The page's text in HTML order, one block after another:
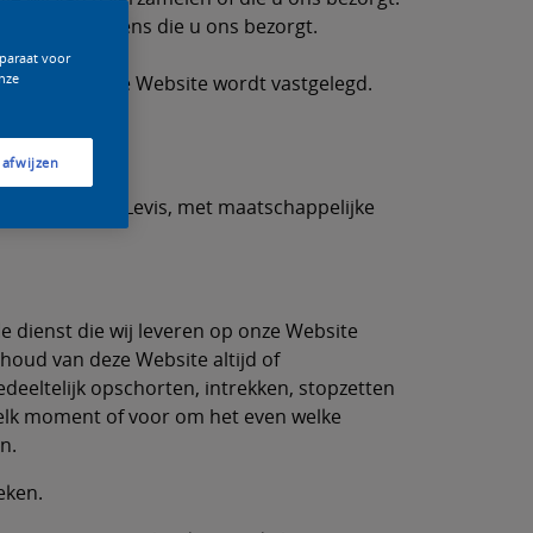
alle gegevens die u ons bezorgt.
van onze Website wordt vastgelegd.
Levis, met maatschappelijke
dienst die wij leveren op onze Website
van deze Website altijd of
opschorten, intrekken, stopzetten
moment of voor om het even welke
voor
afwijzen